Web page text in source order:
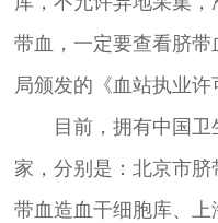
带血，一定要查看脐
局颁发的《血站执业许
目前，拥有中国卫
家，分别是：北京市
带血造血干细胞库、